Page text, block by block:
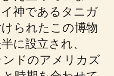
神であるタニガ
られたこの博物
に設立され、
ドのアメリカズ